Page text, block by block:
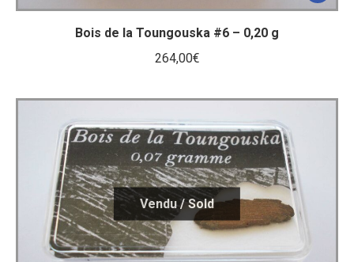
Bois de la Toungouska #6 – 0,20 g
264,00€